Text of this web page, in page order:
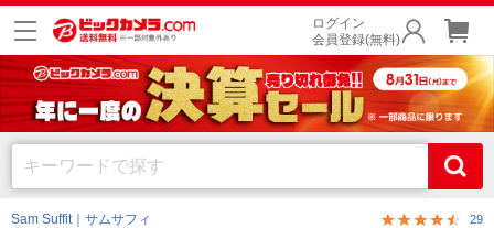
ログイン
会員登録(無料)
Sam Suffit｜サムサフィ 29